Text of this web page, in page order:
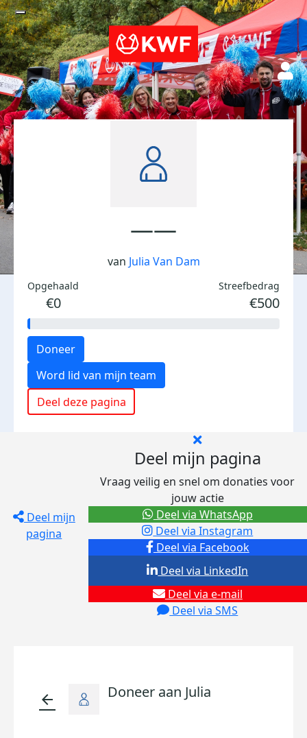
——
van Julia Van Dam
Opgehaald
€0
Streefbedrag
€500
Doneer
Word lid van mijn team
Deel deze pagina
Deel mijn
pagina
Deel mijn pagina
Vraag veilig en snel om donaties voor
jouw actie
Deel via Facebook
Deel via Instagram
Deel via e-mail
Deel via SMS
Deel via LinkedIn
Deel via WhatsApp
arrow_back Doneer aan Julia